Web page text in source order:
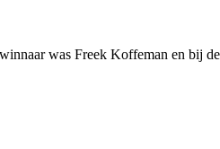
was Freek Koffeman en bij